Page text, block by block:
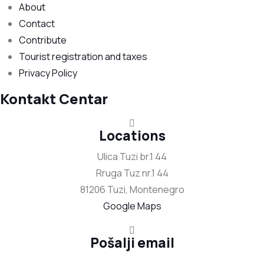
About
Contact
Contribute
Tourist registration and taxes
Privacy Policy
Kontakt Centar
Locations
Ulica Tuzi br.1 44
Rruga Tuz nr.1 44
81206 Tuzi, Montenegro
Google Maps
Pošalji email